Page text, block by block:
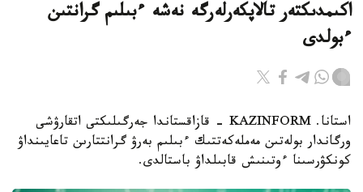
اكىمدىكتەر تالاپكەرلەرگە نەشە ءبىلىم گرانتىن
ءبولدى
استانا. KAZINFORM - قازاقستاندا جەرگىلىكتى اتقارۋشى
ورگاندار بولەتىن مەملەكەتتىك ءبىلىم بەرۋ گرانتتارىن تاعايىنداۋ
كونكۋرسىنا ءوتىنىش قابىلداۋ باستالدى.